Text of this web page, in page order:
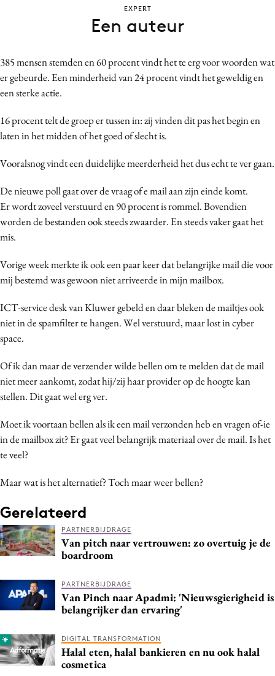
Contentmarketing
Craft
Data & Insights
Design
Digital transformation
Effectiviteit
Gedragsverandering
Influencer marketing
Martech
Media
Merkstrategie
PR
Programmatic
Purpose Marketing
Reputatie & crisis
385 mensen stemden en 60 procent vindt het te erg voor woorden wat
er gebeurde. Een minderheid van 24 procent vindt het geweldig en
een sterke actie.
16 procent telt de groep er tussen in: zij vinden dit pas het begin en
laten in het midden of het goed of slecht is.
Vooralsnog vindt een duidelijke meerderheid het dus echt te ver gaan.
De nieuwe poll gaat over de vraag of e mail aan zijn einde komt.
Er wordt zoveel verstuurd en 90 procent is rommel. Bovendien
worden de bestanden ook steeds zwaarder. En steeds vaker gaat het
mis.
Vorige week merkte ik ook een paar keer dat belangrijke mail die voor
mij bestemd was gewoon niet arriveerde in mijn mailbox.
ICT-service desk van Kluwer gebeld en daar bleken de mailtjes ook
niet in de spamfilter te hangen. Wel verstuurd, maar lost in cyber
space.
Of ik dan maar de verzender wilde bellen om te melden dat de mail
niet meer aankomt, zodat hij/zij haar provider op de hoogte kan
stellen. Dit gaat wel erg ver.
Moet ik voortaan bellen als ik een mail verzonden heb en vragen of-ie
in de mailbox zit? Er gaat veel belangrijk materiaal over de mail. Is het
te veel?
Maar wat is het alternatief? Toch maar weer bellen?
Gerelateerd
PARTNERBIJDRAGE
Van pitch naar vertrouwen: zo overtuig je de
boardroom
PARTNERBIJDRAGE
Van Pinch naar Apadmi: 'Nieuwsgierigheid is
belangrijker dan ervaring'
DIGITAL TRANSFORMATION
Halal eten, halal bankieren en nu ook halal
cosmetica
EXPERT
Een auteur